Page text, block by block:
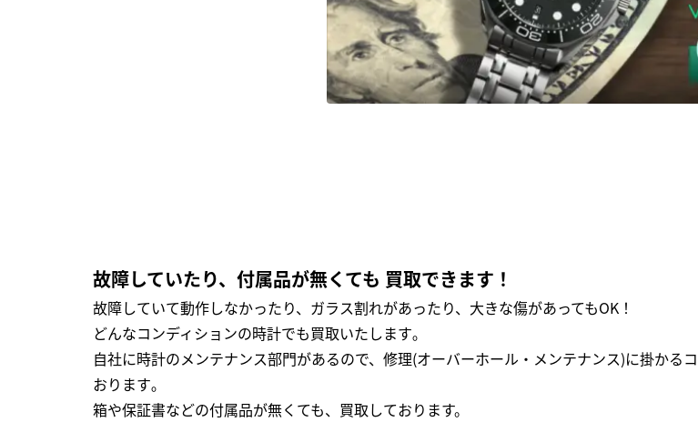
故障していたり、付属品が無くても 買取できます！
故障していて動作しなかったり、ガラス割れがあったり、大きな傷があってもOK！
どんなコンディションの時計でも買取いたします｡
自社に時計のメンテナンス部門があるので、修理(オーバーホール・メンテナンス)に掛か
おります｡
箱や保証書などの付属品が無くても、買取しております。